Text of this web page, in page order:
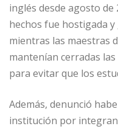
inglés desde agosto
hechos fue hostigada
mientras las maestras
mantenían cerradas
para evitar que los
Además, denunció
institución por